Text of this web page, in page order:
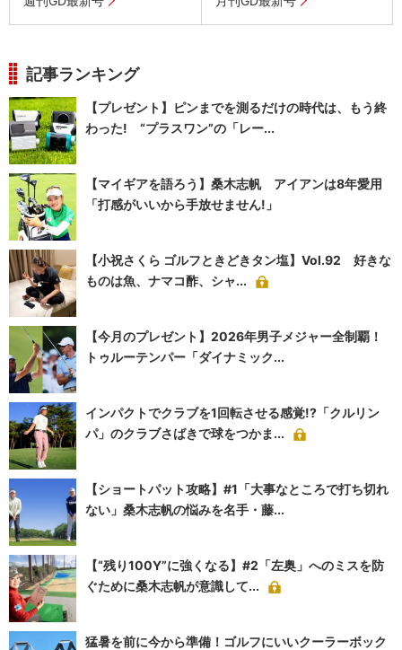
記事ランキング
【プレゼント】ピンまでを測るだけの時代は、もう終
わった! “プラスワン”の「レー...
【マイギアを語ろう】桑木志帆 アイアンは8年愛用
「打感がいいから手放せません!」
【小祝さくら ゴルフときどきタン塩】Vol.92 好きな
ものは魚、ナマコ酢、シャ...
【今月のプレゼント】2026年男子メジャー全制覇！
トゥルーテンパー「ダイナミック...
インパクトでクラブを1回転させる感覚!?「クルリン
パ」のクラブさばきで球をつかま...
【ショートパット攻略】#1「大事なところで打ち切れ
ない」桑木志帆の悩みを名手・藤...
【“残り100Y”に強くなる】#2「左奥」へのミスを防
ぐために桑木志帆が意識して...
猛暑を前に今から準備！ゴルフにいいクーラーボック